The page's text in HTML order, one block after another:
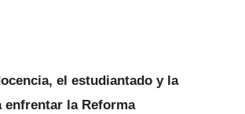
el estudiantado y la
enfrentar la Reforma